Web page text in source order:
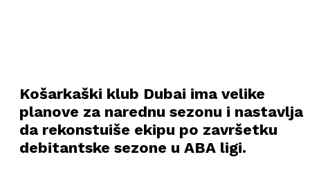
Košarkaški klub Dubai ima velike
planove za narednu sezonu i nastavlja
da rekonstuiše ekipu po završetku
debitantske sezone u ABA ligi.